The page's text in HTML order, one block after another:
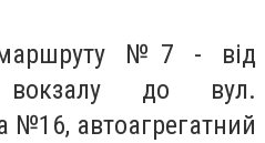
маршруту №7 - від
вокзалу до вул.
№16, автоагрегатний